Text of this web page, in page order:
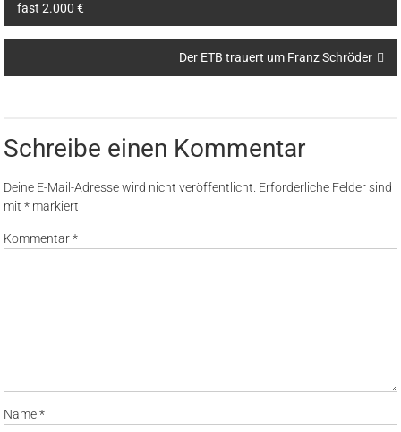
fast 2.000 €
Der ETB trauert um Franz Schröder
Schreibe einen Kommentar
Deine E-Mail-Adresse wird nicht veröffentlicht. Erforderliche Felder sind
mit* markiert
Kommentar*
Name*